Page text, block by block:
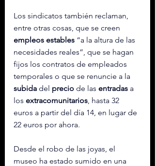
Los sindicatos también reclaman,
entre otras cosas, que se creen
empleos estables “a la altura de las
necesidades reales”, que se hagan
fijos los contratos de empleados
temporales o que se renuncie a la
subida del precio de las entradas a
los extracomunitarios , hasta 32
euros a partir del día 14, en lugar de
22 euros por ahora.
Desde el robo de las joyas, el
museo ha estado sumido en una